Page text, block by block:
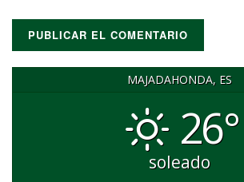
MAJADAHONDA, ES
26°
soleado